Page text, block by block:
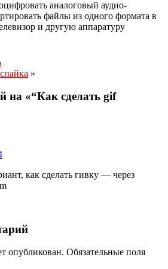
»
на «“Как сделать gif
как сделать гивку — через
опубликован. Обязательные поля